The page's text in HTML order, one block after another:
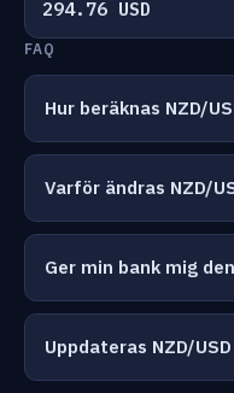
294.76 USD
FAQ
Hur beräknas NZD/
Varför ändras NZD/
Ger min bank mig
Uppdateras NZD/